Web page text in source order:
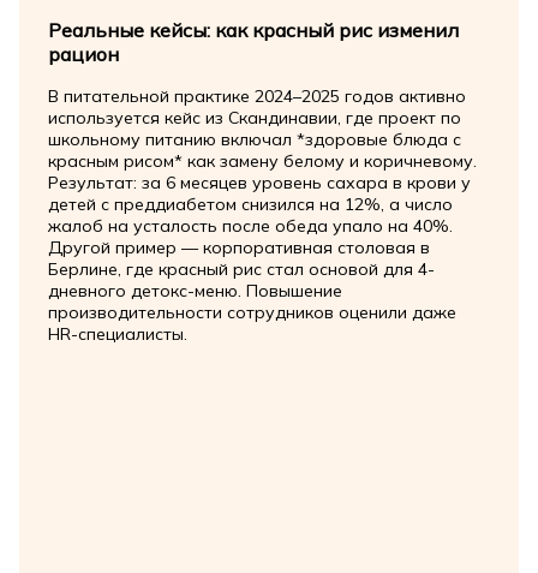
Реальные кейсы: как красный рис изменил
рацион
В питательной практике 2024–2025 годов активно
используется кейс из Скандинавии, где проект по
школьному питанию включал *здоровые блюда с
красным рисом* как замену белому и коричневому.
Результат: за 6 месяцев уровень сахара в крови у
детей с преддиабетом снизился на 12%, а число
жалоб на усталость после обеда упало на 40%.
Другой пример — корпоративная столовая в
Берлине, где красный рис стал основой для 4-
дневного детокс-меню. Повышение
производительности сотрудников оценили даже
HR-специалисты.